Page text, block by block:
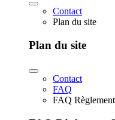
Contact
Plan du site
Plan du site
Contact
FAQ
FAQ